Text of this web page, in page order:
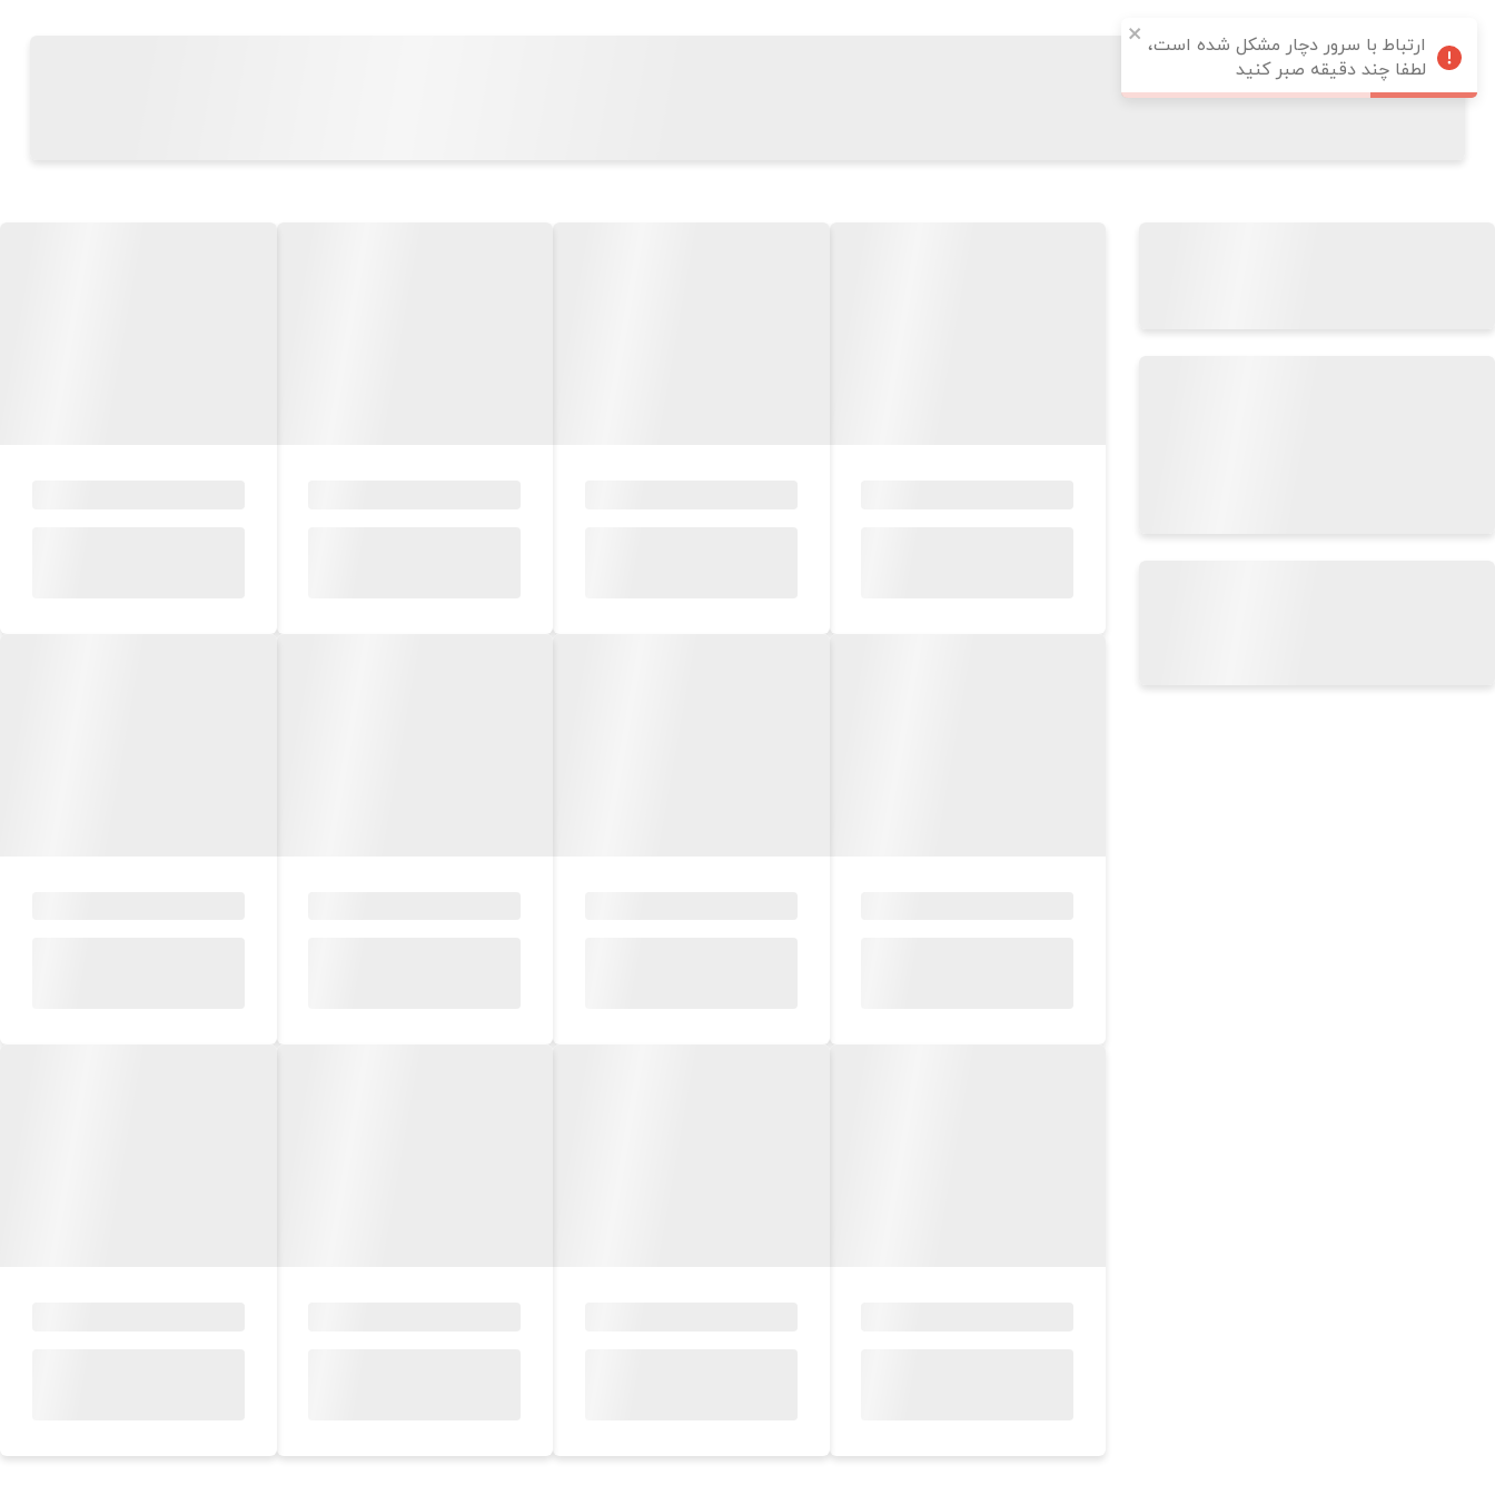
ارتباط با سرور دچار مشکل شده است،
لطفا چند دقیقه صبر کنید